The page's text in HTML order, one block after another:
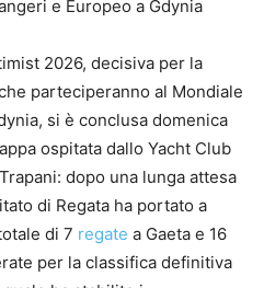
e Europeo a Gdynia
2026, decisiva per la
parteciperanno al Mondiale
si è conclusa domenica
ospitata dallo Yacht Club
dopo una lunga attesa
di Regata ha portato a
di 7 regate a Gaeta e 16
per la classifica definitiva